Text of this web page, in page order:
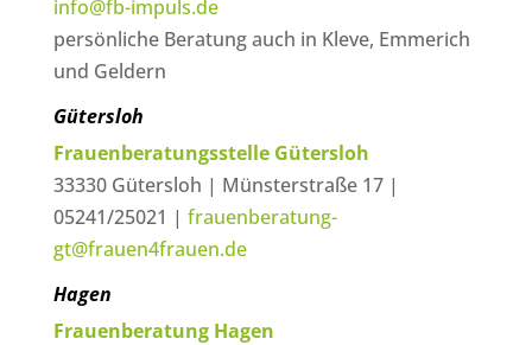
info@fb-impuls.de
persönliche Beratung auch in Kleve, Emmerich
und Geldern
Gütersloh
Frauenberatungsstelle Gütersloh
33330 Gütersloh | Münsterstraße 17 |
05241/25021 | frauenberatung-
gt@frauen4frauen.de
Hagen
Frauenberatung Hagen